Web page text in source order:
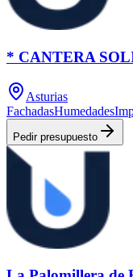
* CANTERA
Asturias
FachadasHumedades
Pedir presupuesto